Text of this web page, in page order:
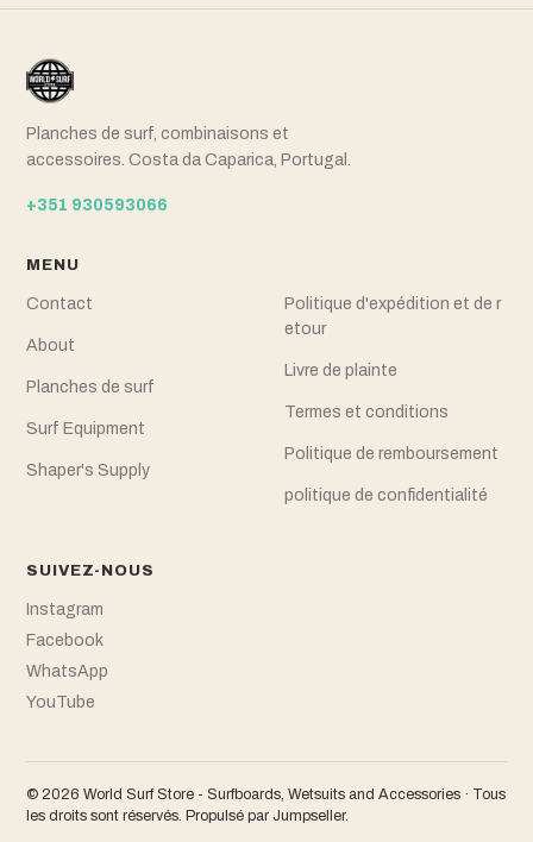
Planches de surf, combinaisons et
accessoires. Costa da Caparica, Portugal.
+351 930593066
MENU
Contact
About
Planches de surf
Surf Equipment
Shaper's Supply
Politique d'expédition et de r
etour
Livre de plainte
Termes et conditions
Politique de remboursement
politique de confidentialité
SUIVEZ-NOUS
Instagram
Facebook
WhatsApp
YouTube
© 2026 World Surf Store - Surfboards, Wetsuits and Accessories · Tous
les droits sont réservés. Propulsé par Jumpseller.